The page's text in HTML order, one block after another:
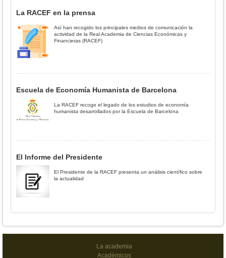
La RACEF en la prensa
Así han recogido los principales medios de comunicación la
actividad de la Real Academia de Ciencias Económicas y
Financieras (RACEF)
Escuela de Economía Humanista de Barcelona
La RACEF recoge el legado de los estudios de economía
humanista desarrollados por la Escuela de Barcelona
El Informe del Presidente
El Presidente de la RACEF presenta un análisis científico sobre
la actualidad
La academia
Académicos